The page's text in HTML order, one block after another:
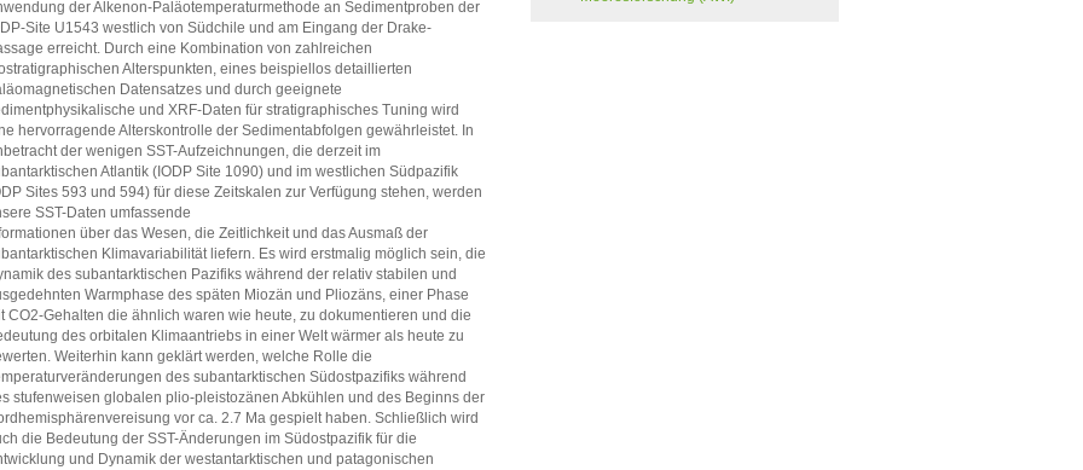
der Alkenon-Paläotemperaturmethode an Sedimentproben der
Site U1543 westlich von Südchile und am Eingang der Drake-
erreicht. Durch eine Kombination von zahlreichen
Alterspunkten, eines beispiellos detaillierten
Datensatzes und durch geeignete
und XRF-Daten für stratigraphisches Tuning wird
hervorragende Alterskontrolle der Sedimentabfolgen gewährleistet. In
der wenigen SST-Aufzeichnungen, die derzeit im
Atlantik (IODP Site 1090) und im westlichen Südpazifik
Sites 593 und 594) für diese Zeitskalen zur Verfügung stehen, werden
SST-Daten umfassende
über das Wesen, die Zeitlichkeit und das Ausmaß der
Klimavariabilität liefern. Es wird erstmalig möglich sein, die
des subantarktischen Pazifiks während der relativ stabilen und
Warmphase des späten Miozän und Pliozäns, einer Phase
CO2-Gehalten die ähnlich waren wie heute, zu dokumentieren und die
des orbitalen Klimaantriebs in einer Welt wärmer als heute zu
Weiterhin kann geklärt werden, welche Rolle die
des subantarktischen Südostpazifiks während
stufenweisen globalen plio-pleistozänen Abkühlen und des Beginns der
vor ca. 2.7 Ma gespielt haben. Schließlich wird
die Bedeutung der SST-Änderungen im Südostpazifik für die
und Dynamik der westantarktischen und patagonischen